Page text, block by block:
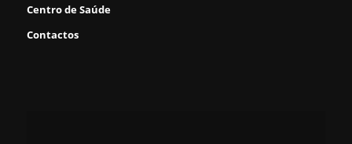
Centro de Saúde
Contactos